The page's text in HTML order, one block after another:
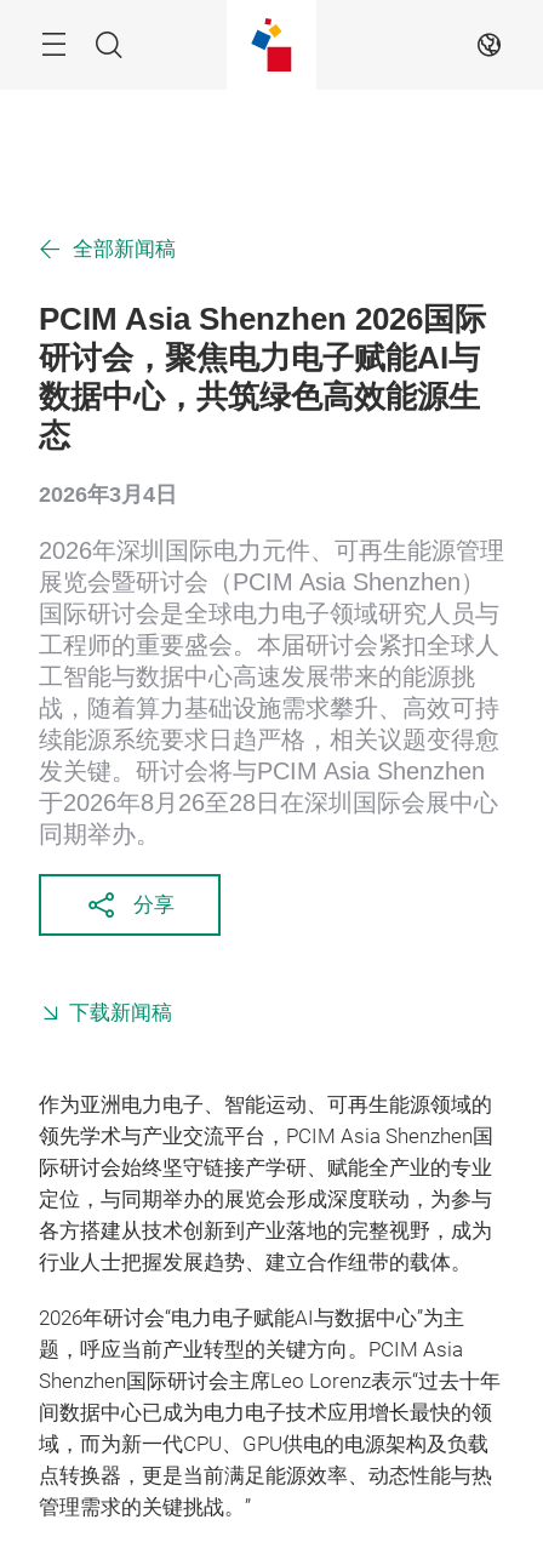
全部新闻稿
PCIM Asia Shenzhen 2026国际
研讨会，聚焦电力电子赋能AI与
数据中心，共筑绿色高效能源生
态
2026年3月4日
2026年深圳国际电力元件、可再生能源管理
展览会暨研讨会（PCIM Asia Shenzhen）
国际研讨会是全球电力电子领域研究人员与
工程师的重要盛会。本届研讨会紧扣全球人
工智能与数据中心高速发展带来的能源挑
战，随着算力基础设施需求攀升、高效可持
续能源系统要求日趋严格，相关议题变得愈
发关键。研讨会将与PCIM Asia Shenzhen
于2026年8月26至28日在深圳国际会展中心
同期举办。
分享
下载新闻稿
作为亚洲电力电子、智能运动、可再生能源领域的
领先学术与产业交流平台，PCIM Asia Shenzhen国
际研讨会始终坚守链接产学研、赋能全产业的专业
定位，与同期举办的展览会形成深度联动，为参与
各方搭建从技术创新到产业落地的完整视野，成为
行业人士把握发展趋势、建立合作纽带的载体。
2026年研讨会“电力电子赋能AI与数据中心”为主
题，呼应当前产业转型的关键方向。PCIM Asia
Shenzhen国际研讨会主席Leo Lorenz表示“过去十年
间数据中心已成为电力电子技术应用增长最快的领
域，而为新一代CPU、GPU供电的电源架构及负载
点转换器，更是当前满足能源效率、动态性能与热
管理需求的关键挑战。”